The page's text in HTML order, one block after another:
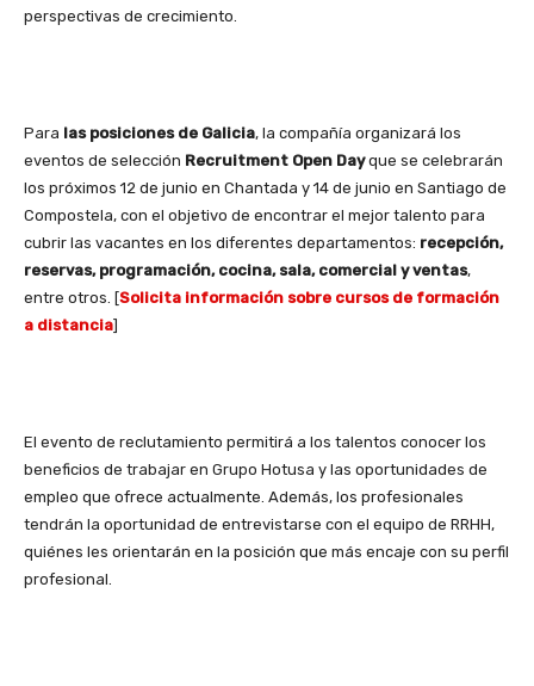
perspectivas de crecimiento.
Para las posiciones de Galicia, la compañía organizará los
eventos de selección Recruitment Open Dayque se celebrarán
los próximos 12 de junio en Chantada y 14 de junio en Santiago de
Compostela, con el objetivo de encontrar el mejor talento para
cubrir las vacantes en los diferentes departamentos: recepción,
reservas, programación, cocina, sala, comercial y ventas,
entre otros. [Solicita información sobre cursos de formación
a distancia]
El evento de reclutamiento permitirá a los talentos conocer los
beneficios de trabajar en Grupo Hotusa y las oportunidades de
empleo que ofrece actualmente. Además, los profesionales
tendrán la oportunidad de entrevistarse con el equipo de RRHH,
quiénes les orientarán en la posición que más encaje con su perfil
profesional.